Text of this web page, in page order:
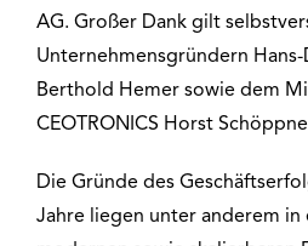
AG. Großer Dank gilt
Unternehmensgründern
Berthold Hemer sowie dem
CEOTRONICS Horst
Die Gründe des
Jahre liegen unter anderem in